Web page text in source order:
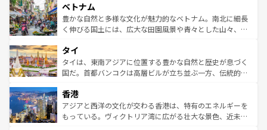
参照してほしい。
容にもいいと評判のスイーツなど、バラエティ豊かな料理
が味わえる。 なお、新着の台湾情報は コンテンツ一覧を参
照してほしい。
き、地方に足を延ばせば四季折々の自然美を楽しむことが
できる。そして、キムチや焼肉、絶品のストリートフード
まで、さまざまな韓国料理が待っている。夜には、韓国な
リティに包まれながら、韓国の多彩な魅力を心ゆくまで味
わってみてほしい。 なお、新着の韓国情報はコンテンツ一
覧を参照してほしい。
ベトナム
豊かな自然と多様な文化が魅力的なベトナム。南北に細長
く伸びる国土には、広大な田園風景や青々とした山々、世
急速な発展と共に伝統が息づく。ハノイの古い町並みやホ
ーチミン市のフランス統治時代の建物も、独特の雰囲気を
醸し出している。また、バラエティの豊かさとおいしさで
とつ。フォーやバインミー、ベトナムコーヒーなどは、ぜ
ひ現地で味わいたい。どの地域を訪れてもあたたかい人々
が旅行者を迎えてくれるので、きっと忘れられない旅にな
タイ
タイは、東南アジアに位置する豊かな自然と歴史が息づく
国だ。首都バンコクは高層ビルが立ち並ぶ一方、伝統的な
の活気が交差している。北部ではチェンマイなどの山岳地
帯で自然と触れ合い、南部ではプーケットやクラビの美し
いビーチでリゾート気分を楽しむことができる。タイ料理
香港
アジアと西洋の文化が交わる香港は、特有のエネルギーを
もっている。ヴィクトリア湾に広がる壮大な景色、近未来